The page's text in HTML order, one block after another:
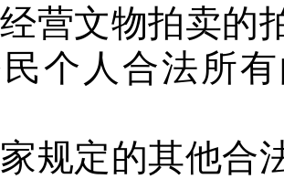
营文物拍卖的
个人合法所
规定的其他合